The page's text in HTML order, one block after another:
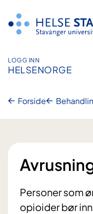
innhold
LOGG INN
HELSENORGE
Forside
Personer som
opioider bør